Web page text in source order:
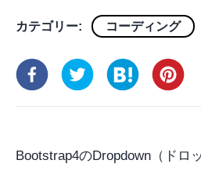
カテゴリー: コーディング
Bootstrap4のDropdown（ドロ